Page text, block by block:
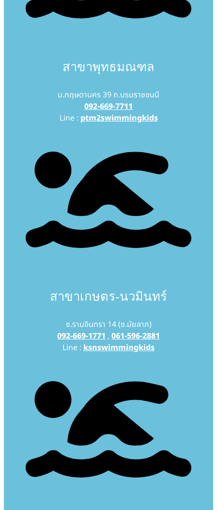
สาขาพุทธมณฑล
ม.กฤษดานคร 39 ถ.บรมราชชนนี
092-669-7711
Line : ptm2swimmingkids
สาขาเกษตร-นวมินทร์
ซ.รามอินทรา 14 (ซ.มัยลาภ)
092-669-1771, 061-596-2881
Line : ksnswimmingkids